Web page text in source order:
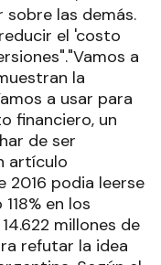
sobre las demás.
el 'costo
a
la
a usar para
financiero, un
de ser
artículo
2016 podia leerse
en los
millones de
refutar la idea